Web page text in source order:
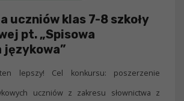
uczniów klas 7-8 szkoły
pt. „Spisowa
językowa”
lepszy! Cel konkursu: poszerzenie
uczniów z zakresu słownictwa z